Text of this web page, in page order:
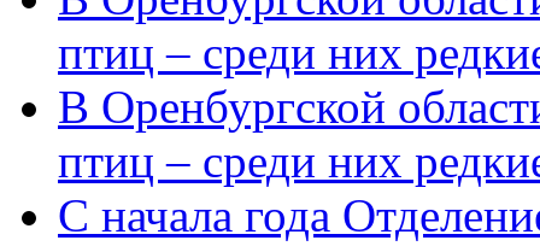
птиц – среди них
В Оренбургской
птиц – среди них
С начала года